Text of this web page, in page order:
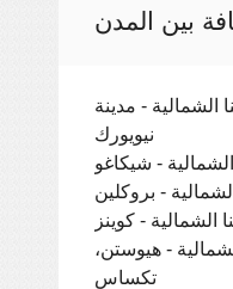
بين المدن
الشمالية - مدينة
نيويورك
- شيكاغو
- بروكلين
الشمالية - كوينز
- هيوستن،
تكساس